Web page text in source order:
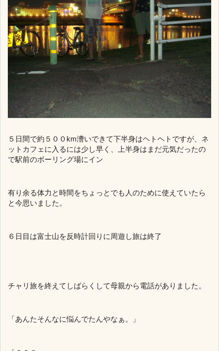
５日間で約５００km漕いできて下半身はヘトヘトですが、ネ
ットカフェに入るには少し早く、上半身はまだ元気だったの
で駅前のボーリング場にイン
有り余る体力と時間をちょっとでも人のために使えていたら
と今思いました。
６日目は富士山を反時計回りに周遊し旅は終了
チャリ旅を終えてしばらくして母親から電話がありました。
「あんたそんなに悩んでたんやなぁ。」